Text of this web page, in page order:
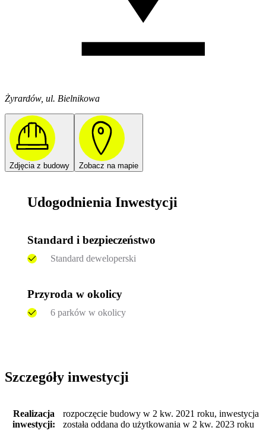
Żyrardów, ul. Bielnikowa
Zdjęcia z budowy Zobacz na mapie
Udogodnienia Inwestycji
Standard i bezpieczeństwo
Standard deweloperski
Przyroda w okolicy
6 parków w okolicy
Szczegóły inwestycji
Realizacja
inwestycji:
rozpoczęcie budowy w 2 kw. 2021 roku, inwestycja
została oddana do użytkowania w 2 kw. 2023 roku